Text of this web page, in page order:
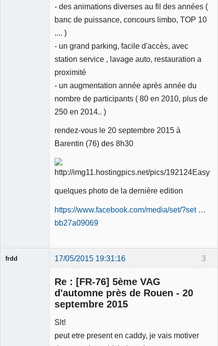
- des animations diverses au fil des années (
banc de puissance, concours limbo, TOP 10
.... )
- un grand parking, facile d'accès, avec
station service , lavage auto, restauration a
proximité
- un augmentation année après année du
nombre de participants ( 80 en 2010, plus de
250 en 2014.. )
rendez-vous le 20 septembre 2015 à
Barentin (76) des 8h30
quelques photo de la dernière edition
https://www.facebook.com/media/set/?set …
bb27a09069
3
frdd 17/05/2015 19:31:16
Re : [FR-76] 5ème VAG
d'automne près de Rouen - 20
septembre 2015
Slt!
peut etre present en caddy, je vais motiver